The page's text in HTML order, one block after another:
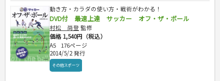
建築・土木
電気・危険物
調理師
スキル・キャリアアップ
危険物取扱者
消防設備士
登録販売者
動き方・カラダの使い方・戦術がわかる！
DVD付 最速上達 サッカー オフ・ザ・ボール
村松 尚登 監修
価格 1,540円（税込）
A5
176ページ
2014/5/2 発行
その他スポーツ